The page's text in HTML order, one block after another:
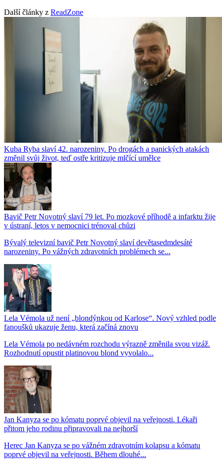
Další články z ReadZone
Kuba Ryba slaví 42. narozeniny. Po drogách a panických atakách
změnil svůj život, teď ostře kritizuje mlčící umělce
Bavič Petr Novotný slaví 79 let. Po mozkové příhodě a infarktu žije
v ústraní, letos v nemocnici trénoval chůzi
Bývalý televizní bavič Petr Novotný slaví devětasedmdesáté
narozeniny. Po vážných zdravotních problémech se...
Lela Vémola už není „blondýnkou od Karlose“. Nový vzhled podle
fanoušků ukazuje ženu, která začíná znovu
Lela Vémola po nedávném rozchodu výrazně změnila svou vizáž.
Rozhodnutí opustit platinovou blond vyvolalo...
Jan Kanyza se po kómatu poprvé objevil na veřejnosti. Lékaři
přitom jeho rodinu připravovali na nejhorší
Herec Jan Kanyza se po vážném zdravotním kolapsu a kómatu
poprvé objevil na veřejnosti. Během dlouhé...